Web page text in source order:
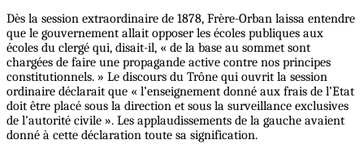
Dès la session extraordinaire de 1878, Frère-Orban laissa entendre
que le gouvernement allait opposer les écoles publiques aux
écoles du clergé qui, disait-il, « de la base au sommet sont
chargées de faire une propagande active contre nos principes
constitutionnels. » Le discours du Trône qui ouvrit la session
ordinaire déclarait que « l’enseignement donné aux frais de l’Etat
doit être placé sous la direction et sous la surveillance exclusives
de l’autorité civile ». Les applaudissements de la gauche avaient
donné à cette déclaration toute sa signification.